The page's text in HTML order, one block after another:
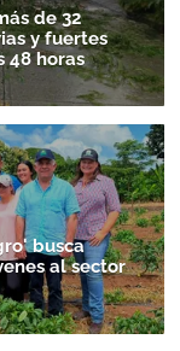
de 32
y fuertes
48 horas
busca
al sector